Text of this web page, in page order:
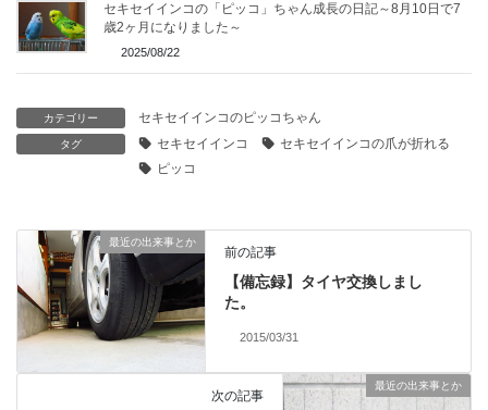
セキセイインコの「ピッコ」ちゃん成長の日記～8月10日で7
歳2ヶ月になりました～
2025/08/22
カテゴリー セキセイインコのピッコちゃん
タグ セキセイインコ
セキセイインコの爪が折れる
ピッコ
最近の出来事とか
前の記事
【備忘録】タイヤ交換しまし
た。
2015/03/31
最近の出来事とか
次の記事